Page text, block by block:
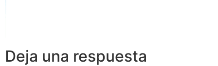
Deja una respuesta